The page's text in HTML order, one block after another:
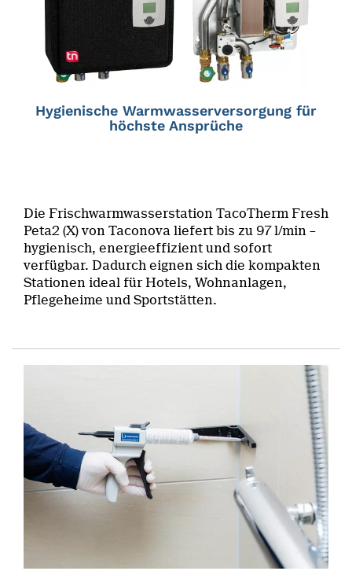
Hygienische Warmwasserversorgung für
höchste Ansprüche
Die Frischwarmwasserstation TacoTherm Fresh
Peta2 (X) von Taconova liefert bis zu 97 l/min –
hygienisch, energieeffizient und sofort
verfügbar. Dadurch eignen sich die kompakten
Stationen ideal für Hotels, Wohnanlagen,
Pflegeheime und Sportstätten.